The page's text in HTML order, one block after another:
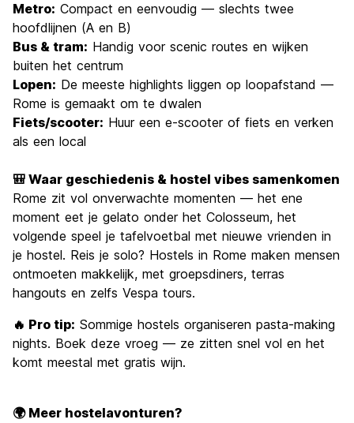
Metro: Compact en eenvoudig — slechts twee
hoofdlijnen (A en B)
Bus & tram: Handig voor scenic routes en wijken
buiten het centrum
Lopen: De meeste highlights liggen op loopafstand —
Rome is gemaakt om te dwalen
Fiets/scooter: Huur een e-scooter of fiets en verken
als een local
🎒 Waar geschiedenis & hostel vibes samenkomen
Rome zit vol onverwachte momenten — het ene
moment eet je gelato onder het Colosseum, het
volgende speel je tafelvoetbal met nieuwe vrienden in
je hostel. Reis je solo? Hostels in Rome maken mensen
ontmoeten makkelijk, met groepsdiners, terras
hangouts en zelfs Vespa tours.
🔥 Pro tip: Sommige hostels organiseren pasta-making
nights. Boek deze vroeg — ze zitten snel vol en het
komt meestal met gratis wijn.
🌍 Meer hostelavonturen?